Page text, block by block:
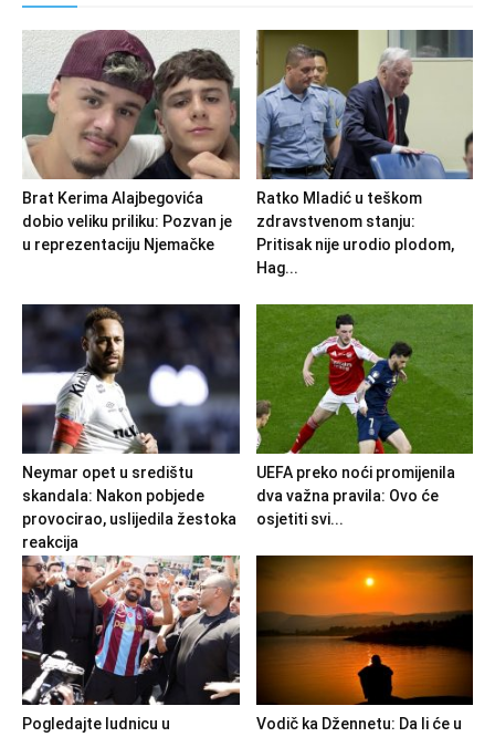
Brat Kerima Alajbegovića
dobio veliku priliku: Pozvan je
u reprezentaciju Njemačke
Ratko Mladić u teškom
zdravstvenom stanju:
Pritisak nije urodio plodom,
Hag...
Neymar opet u središtu
skandala: Nakon pobjede
provocirao, uslijedila žestoka
reakcija
UEFA preko noći promijenila
dva važna pravila: Ovo će
osjetiti svi...
Pogledajte ludnicu u
Vodič ka Džennetu: Da li će u